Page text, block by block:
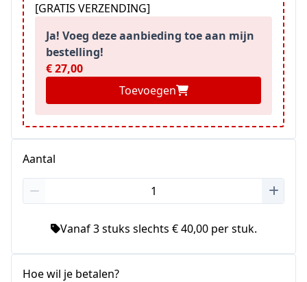
[GRATIS VERZENDING]
Ja! Voeg deze aanbieding toe aan mijn
bestelling!
€ 27,00
Toevoegen
Aantal
Vanaf 3 stuks slechts € 40,00 per stuk.
Hoe wil je betalen?